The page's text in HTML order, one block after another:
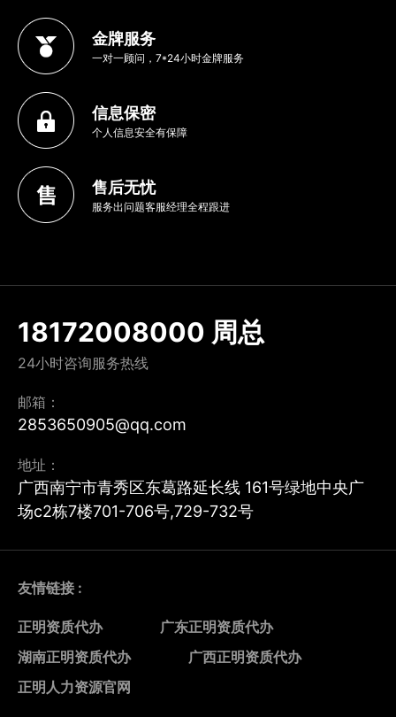
金牌服务
一对一顾问，7*24小时金牌服务
信息保密
个人信息安全有保障
售后无忧
服务出问题客服经理全程跟进
18172008000 周总
24小时咨询服务热线
邮箱：
2853650905@qq.com
地址：
广西南宁市青秀区东葛路延长线 161号绿地中央广
场c2栋7楼701-706号,729-732号
友情链接 :
正明资质代办
广东正明资质代办
湖南正明资质代办
广西正明资质代办
正明人力资源官网